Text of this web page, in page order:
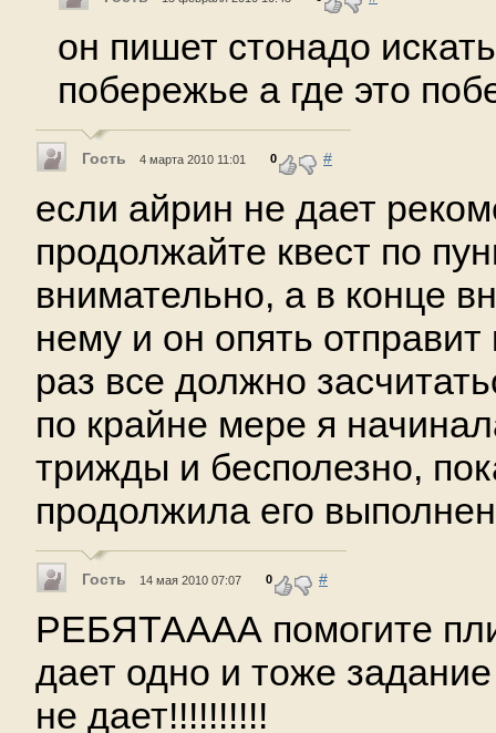
он пишет стонадо
побережье а где это
Гость 4 марта 2010 11:01 0 #
если айрин не дает
продолжайте квест по
внимательно, а в конце
нему и он опять отправит
раз все должно
по крайне мере я
трижды и бесполезно,
продолжила его
Гость 14 мая 2010 07:07 0 #
РЕБЯТАААА помогите
дает одно и тоже
не дает!!!!!!!!!!